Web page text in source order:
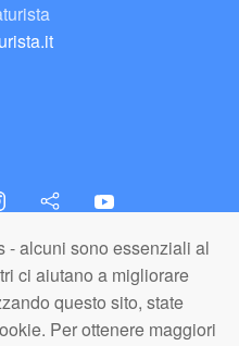
- alcuni sono essenziali al
ci aiutano a migliorare
questo sito, state
Per ottenere maggiori
Italiana (APS)